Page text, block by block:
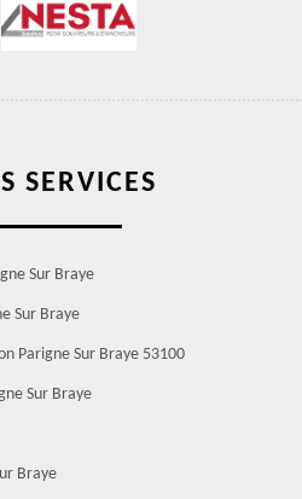
SERVICES
Sur Braye
Sur Braye
Parigne Sur Braye 53100
Sur Braye
Braye